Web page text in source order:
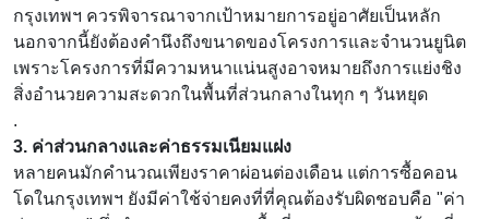
กรุงเทพฯ ควรพิจารณาจากเป้าหมายการอยู่อาศัยเป็นหลัก
นอกจากนี้ยังต้องคำนึงถึงขนาดของโครงการและจำนวนยูนิต
เพราะโครงการที่มีความหนาแน่นสูงอาจหมายถึงการแย่งชิง
สิ่งอำนวยความสะดวกในพื้นที่ส่วนกลางในทุก ๆ วันหยุด
.
3. ค่าส่วนกลางและค่าธรรมเนียมแฝง
หลายคนมักคำนวณเพียงราคาผ่อนต่องเดือน แต่การซื้อคอน
โดในกรุงเทพฯ ยังมีค่าใช้จ่ายคงที่ที่คุณต้องรับผิดชอบคือ "ค่า